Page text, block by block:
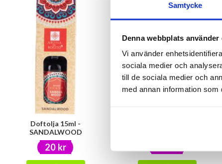
Samtycke
Denna webbplats använder
Vi använder
sociala medier och
till de sociala medier och
med annan information
Doftolja 15ml -
SANDALWOOD
20 kr